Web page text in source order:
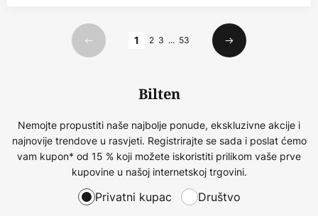
Prethodno
1 2 3 ... 53
Sljedeći
Bilten
Nemojte propustiti naše najbolje ponude, ekskluzivne akcije i
najnovije trendove u rasvjeti. Registrirajte se sada i poslat ćemo
vam kupon* od 15 % koji možete iskoristiti prilikom vaše prve
kupovine u našoj internetskoj trgovini.
Privatni kupac Društvo